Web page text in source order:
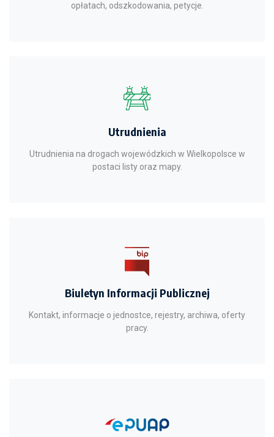
opłatach, odszkodowania, petycje.
Utrudnienia
Utrudnienia na drogach wojewódzkich w Wielkopolsce w
postaci listy oraz mapy.
Biuletyn Informacji Publicznej
Kontakt, informacje o jednostce, rejestry, archiwa, oferty
pracy.